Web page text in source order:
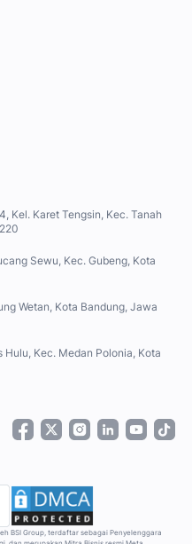
Kel. Karet Tengsin, Kec. Tanah
Sewu, Kec. Gubeng, Kota
Wetan, Kota Bandung, Jawa
Hulu, Kec. Medan Polonia, Kota
BSI Group, terdaftar sebagai Penyelenggara